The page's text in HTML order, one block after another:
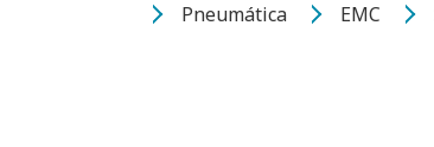
Pneumática EMC